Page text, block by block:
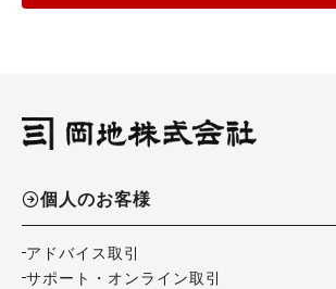
個人のお客様
アドバイス取引
サポート・オンライン取引